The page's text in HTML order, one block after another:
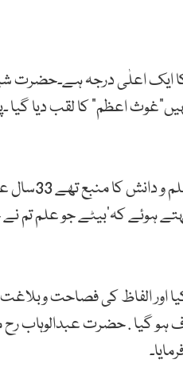
ایک اعلٰی درجہ ہے۔حضرت
اعظم” کا لقب دیا گیا
آپ رح سرکار کے ایک فرزند
ہوئے کہ’بیٹے جو علم تم
الفاظ کی فصاحت وبلاغت
ہو گیا . حضرت عبدالوہاب رح